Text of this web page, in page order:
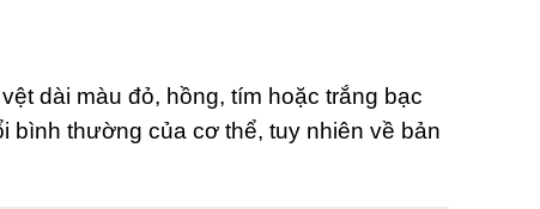
dài màu đỏ, hồng, tím hoặc trắng bạc
bình thường của cơ thể, tuy nhiên về bản